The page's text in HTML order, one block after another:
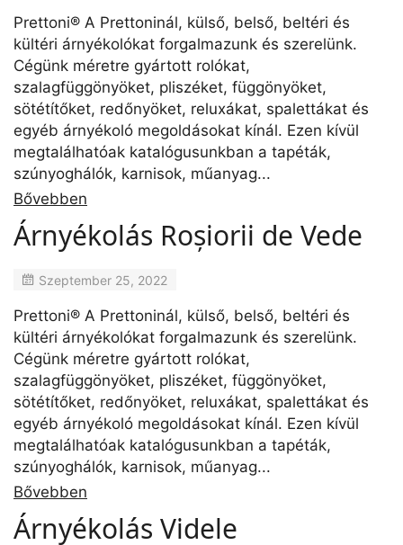
Prettoni® A Prettoninál, külső, belső, beltéri és
kültéri árnyékolókat forgalmazunk és szerelünk.
Cégünk méretre gyártott rolókat,
szalagfüggönyöket, pliszéket, függönyöket,
sötétítőket, redőnyöket, reluxákat, spalettákat és
egyéb árnyékoló megoldásokat kínál. Ezen kívül
megtalálhatóak katalógusunkban a tapéták,
szúnyoghálók, karnisok, műanyag...
Bővebben
Árnyékolás Roșiorii de Vede
Szeptember 25, 2022
Prettoni® A Prettoninál, külső, belső, beltéri és
kültéri árnyékolókat forgalmazunk és szerelünk.
Cégünk méretre gyártott rolókat,
szalagfüggönyöket, pliszéket, függönyöket,
sötétítőket, redőnyöket, reluxákat, spalettákat és
egyéb árnyékoló megoldásokat kínál. Ezen kívül
megtalálhatóak katalógusunkban a tapéták,
szúnyoghálók, karnisok, műanyag...
Bővebben
Árnyékolás Videle